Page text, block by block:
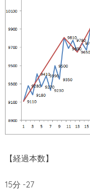
【経過本数】
15分 -27